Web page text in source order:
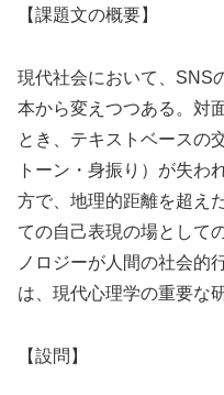
【課題文の概要】
現代社会において、SNS
本から変えつつある。対
とき、テキストベースの
トーン・身振り）が失わ
方で、地理的距離を超え
ての自己表現の場として
ノロジーが人間の社会的
は、現代心理学の重要な
【設問】